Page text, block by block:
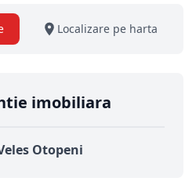
Localizare pe harta
imobiliara
Otopeni